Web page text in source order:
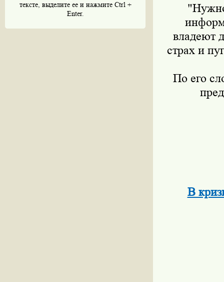
тексте, выделите ее и нажмите Ctrl +
Enter.
владеют
страх и
По его
В